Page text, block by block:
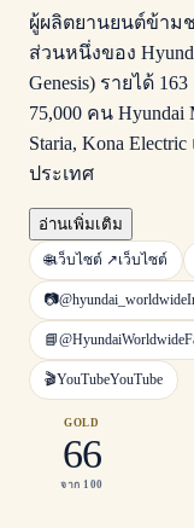
ผู้ผลิตยานยนต์ข้าม
ส่วนหนึ่งของ
Genesis) รายได้
75,000 คน Hyundai
Staria, Kona
ประเทศ
อ่านเพิ่มเติม
🌐เว็บไซต์ ↗เว็บไซต์
📷@hyundai_worldwide
📘@HyundaiWorldwide
🎬YouTubeYouTube
GOLD
66
จาก 100